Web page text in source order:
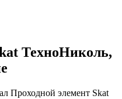
ТехноНиколь,
Проходной элемент Skat